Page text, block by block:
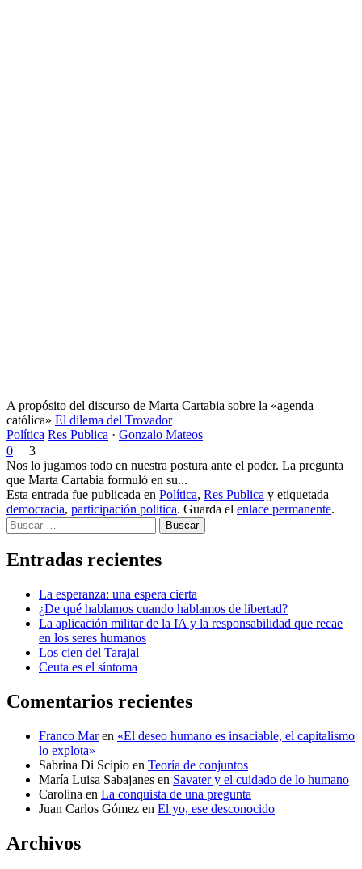
A propósito del discurso de Marta Cartabia sobre la «agenda
católica» El dilema del Trovador
Política Res Publica · Gonzalo Mateos
0
3
Nos lo jugamos todo en nuestra postura ante el poder. La pregunta
que Marta Cartabia formuló en su...
Esta entrada fue publicada en Política, Res Publica y etiquetada
democracia, participación politica. Guarda el enlace permanente.
Buscar
Entradas recientes
La esperanza: una espera cierta
¿De qué hablamos cuando hablamos de libertad?
La aplicación militar de la IA y la responsabilidad que recae
en los seres humanos
Los cien del Tarajal
Ceuta es el síntoma
Comentarios recientes
Franco Maren «El deseo humano es insaciable, el capitalismo
lo explota»
Sabrina Di Scipio en Teoría de conjuntos
María Luisa Sabajanes en Savater y el cuidado de lo humano
Carolina en La conquista de una pregunta
Juan Carlos Gómez en El yo, ese desconocido
Archivos